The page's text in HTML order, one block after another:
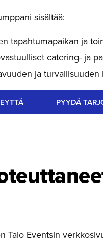
sisältää:
tapahtumapaikan ja
catering- ja
ja
PYYDÄ
Talo Eventsin